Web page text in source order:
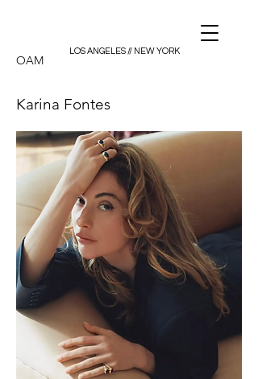
OAM
LOS ANGELES // NEW YORK
Karina Fontes